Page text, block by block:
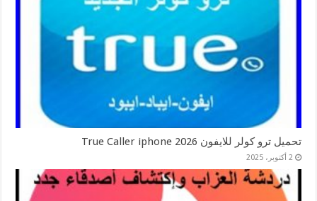
تحميل ترو كولر للايفون 2026 True Caller iphone
2 أكتوبر، 2025